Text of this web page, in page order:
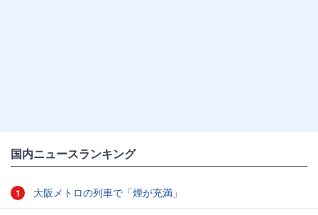
国内ニュースランキング
1 大阪メトロの列車で「煙が充満」